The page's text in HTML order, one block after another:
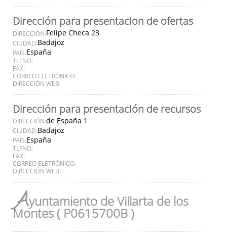
Dirección para presentacion de ofertas
DIRECCIÓN:Felipe Checa 23
CIUDAD:Badajoz
PAÍS:España
TLFNO:
FAX:
CORREO ELETRÓNICO:
DIRECCIÓN WEB:
Dirección para presentación de recursos
DIRECCIÓN:de España 1
CIUDAD:Badajoz
PAÍS:España
TLFNO:
FAX:
CORREO ELETRÓNICO:
DIRECCIÓN WEB:
Ayuntamiento de Villarta de los
Montes ( P0615700B )